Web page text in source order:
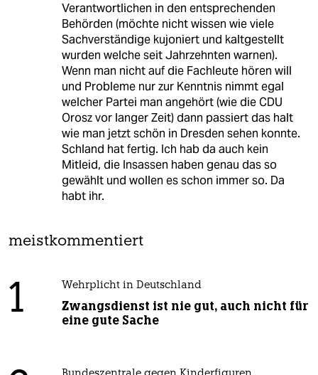
Verantwortlichen in den entsprechenden
Behörden (möchte nicht wissen wie viele
Sachverständige kujoniert und kaltgestellt
wurden welche seit Jahrzehnten warnen).
Wenn man nicht auf die Fachleute hören will
und Probleme nur zur Kenntnis nimmt egal
welcher Partei man angehört (wie die CDU
Orosz vor langer Zeit) dann passiert das halt
wie man jetzt schön in Dresden sehen konnte.
Schland hat fertig. Ich hab da auch kein
Mitleid, die Insassen haben genau das so
gewählt und wollen es schon immer so. Da
habt ihr.
meistkommentiert
1 Wehrplicht in Deutschland
Zwangsdienst ist nie gut, auch nicht für
eine gute Sache